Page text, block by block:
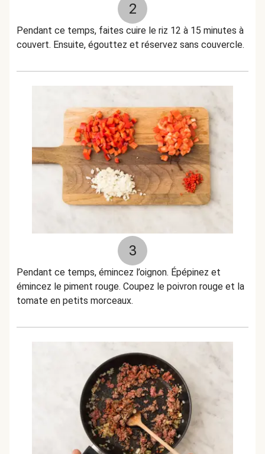
2
Pendant ce temps, faites cuire le riz 12 à 15 minutes à
couvert. Ensuite, égouttez et réservez sans couvercle.
3
Pendant ce temps, émincez l’oignon. Épépinez et
émincez le piment rouge. Coupez le poivron rouge et la
tomate en petits morceaux.